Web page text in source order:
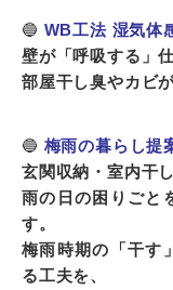
🔵 WB工法 湿気体
壁が「呼吸する」
部屋干し臭やカビ
🔵 梅雨の暮らし提
玄関収納・室内干
雨の日の困りごと
す。
梅雨時期の「干す
る工夫を、